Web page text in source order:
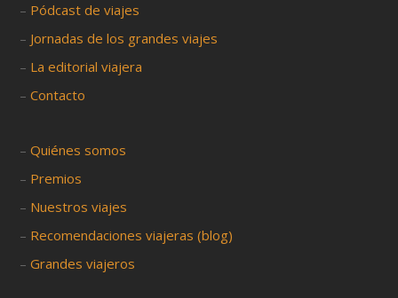
– Pódcast de viajes
– Jornadas de los grandes viajes
– La editorial viajera
–Contacto
–Quiénes somos
– Premios
– Nuestros viajes
– Recomendaciones viajeras (blog)
–Grandes viajeros